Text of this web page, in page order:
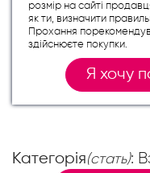
розмір на сайті
як ти, визначити
Прохання
здійснюєте покупки.
Я хочу
Категорія(стать):